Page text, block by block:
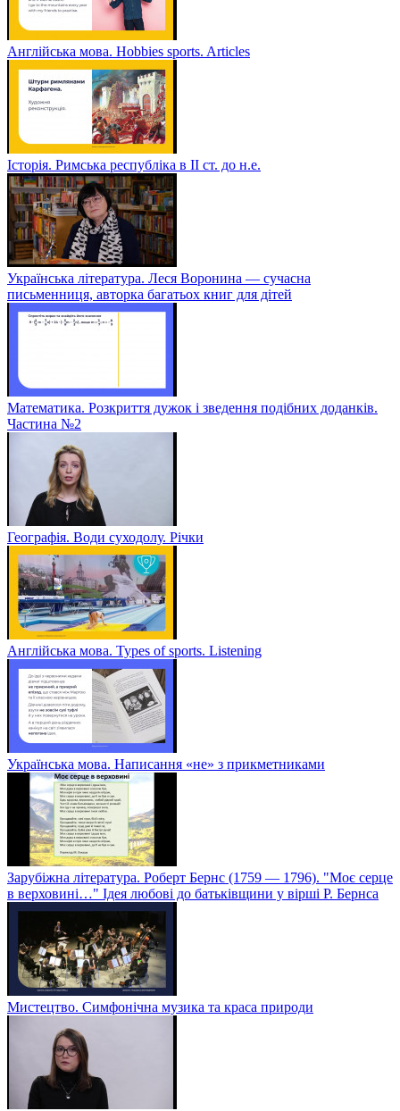
Англійська мова. Hobbies sports. Articles
Історія. Римська республіка в ІІ ст. до н.е.
Українська література. Леся Воронина — сучасна
письменниця, авторка багатьох книг для дітей
Математика. Розкриття дужок і зведення подібних доданків.
Частина №2
Географія. Води суходолу. Річки
Англійська мова. Types of sports. Listening
Українська мова. Написання «не» з прикметниками
Зарубіжна література. Роберт Бернс (1759 — 1796). "Моє серце
в верховині…" Ідея любові до батьківщини у вірші Р. Бернса
Мистецтво. Симфонічна музика та краса природи